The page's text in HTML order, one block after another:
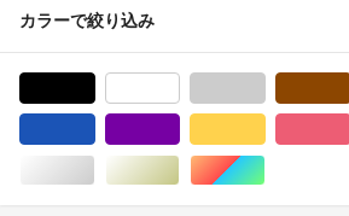
カラーで絞り込み
シルバー/銀色系ゴールド/金色系マルチカラー